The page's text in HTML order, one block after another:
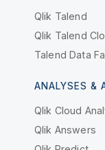
Qlik Talend
Qlik Talend
Talend Data
ANALYSES &
Qlik Cloud
Qlik Answers